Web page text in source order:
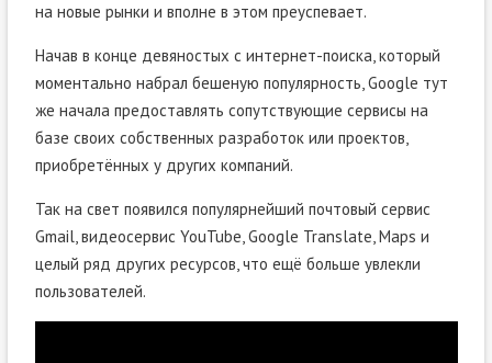
на новые рынки и вполне в этом преуспевает.
Начав в конце девяностых с интернет-поиска, который
моментально набрал бешеную популярность, Google тут
же начала предоставлять сопутствующие сервисы на
базе своих собственных разработок или проектов,
приобретённых у других компаний.
Так на свет появился популярнейший почтовый сервис
Gmail, видеосервис YouTube, Google Translate, Maps и
целый ряд других ресурсов, что ещё больше увлекли
пользователей.